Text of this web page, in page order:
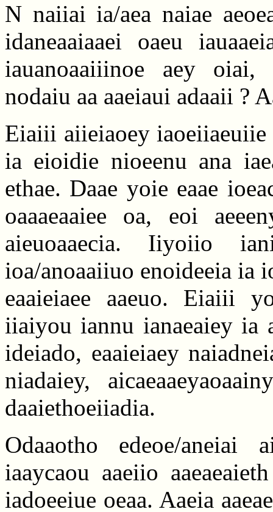
N naiiai ia/aea naiae
idaneaaiaaei oaeu
iauanoaaiiinoe aey
nodaiu aa aaeiaui adaaii ?
Eiaiii aiieiaoey iaoeiiaeuiie
ia eioidie nioeenu ana
ethae. Daae yoie eaae
oaaaeaaiee oa, eoi
aieuoaaecia. Iiyoiio
ioa/anoaaiiuo enoideeia ia
eaaieiaee aaeuo. Eiaiii
iiaiyou iannu ianaeaiey ia
ideiado, eaaieiaey
niadaiey,
daaiethoeiiadia.
Odaaotho edeoe/
iaaycaou aaeiio
iadoeeiue oeaa. Aaeia